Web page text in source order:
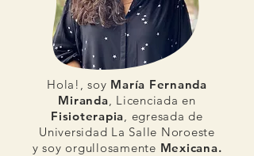
Hola!, soy María Fernanda
Miranda, Licenciada en
Fisioterapia, egresada de
Universidad La Salle Noroeste
ysoy orgullosamente Mexicana.